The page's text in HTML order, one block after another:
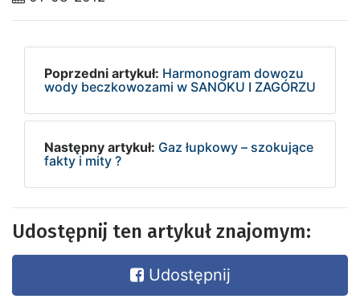
Poprzedni artykuł: Harmonogram dowozu
wody beczkowozami w SANOKU I ZAGÓRZU
Następny artykuł: Gaz łupkowy – szokujące
fakty i mity ?
Udostępnij ten artykuł znajomym:
Udostępnij